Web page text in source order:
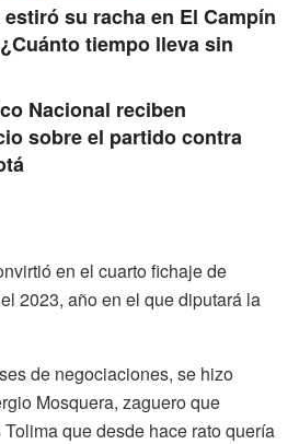
su racha en El Campín
tiempo lleva sin
Nacional reciben
sobre el partido contra
en el cuarto fichaje de
2023, año en el que diputará la
de negociaciones, se hizo
Mosquera, zaguero que
que desde hace rato quería